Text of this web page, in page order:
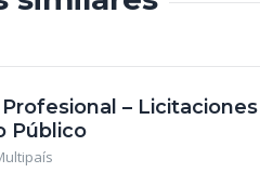
–
Público